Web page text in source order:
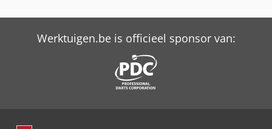
Werktuigen.be is officieel sponsor van: